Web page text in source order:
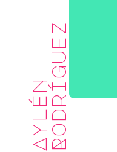
A
y
l
é
n
R
o
d
r
í
g
u
ez